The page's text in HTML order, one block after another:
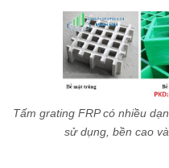
Tấm grating FRP có nhiều
sử dụng, bền cao